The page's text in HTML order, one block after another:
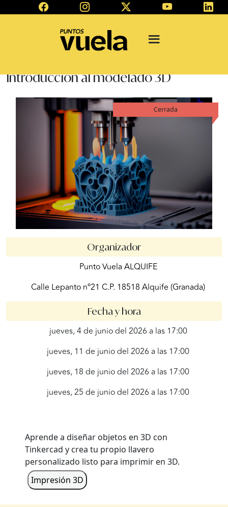
Introducción al modelado 3D
Cerrada
Organizador
Punto Vuela ALQUIFE
Calle Lepanto nº21 C.P. 18518 Alquife (Granada)
Fecha y hora
jueves, 4 de junio del 2026 a las 17:00
jueves, 11 de junio del 2026 a las 17:00
jueves, 18 de junio del 2026 a las 17:00
jueves, 25 de junio del 2026 a las 17:00
Aprende a diseñar objetos en 3D con
Tinkercad y crea tu propio llavero
personalizado listo para imprimir en 3D.
Impresión 3D